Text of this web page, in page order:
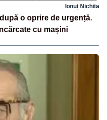
Ionuț Nichita
o oprire de urgență.
cu mașini